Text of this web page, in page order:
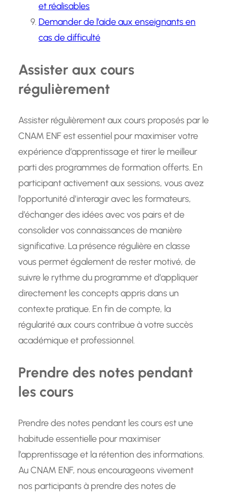
et réalisables
Demander de l’aide aux enseignants en
cas de difficulté
Assister aux cours
régulièrement
Assister régulièrement aux cours proposés par le
CNAM ENF est essentiel pour maximiser votre
expérience d’apprentissage et tirer le meilleur
parti des programmes de formation offerts. En
participant activement aux sessions, vous avez
l’opportunité d’interagir avec les formateurs,
d’échanger des idées avec vos pairs et de
consolider vos connaissances de manière
significative. La présence régulière en classe
vous permet également de rester motivé, de
suivre le rythme du programme et d’appliquer
directement les concepts appris dans un
contexte pratique. En fin de compte, la
régularité aux cours contribue à votre succès
académique et professionnel.
Prendre des notes pendant
les cours
Prendre des notes pendant les cours est une
habitude essentielle pour maximiser
l’apprentissage et la rétention des informations.
Au CNAM ENF, nous encourageons vivement
nos participants à prendre des notes de